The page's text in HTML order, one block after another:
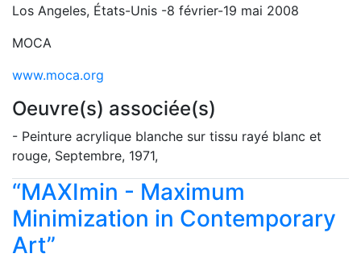
Los Angeles, États-Unis -8 février-19 mai 2008
MOCA
www.moca.org
Oeuvre(s) associée(s)
- Peinture acrylique blanche sur tissu rayé blanc et
rouge, Septembre, 1971,
“MAXImin - Maximum
Minimization in Contemporary
Art”